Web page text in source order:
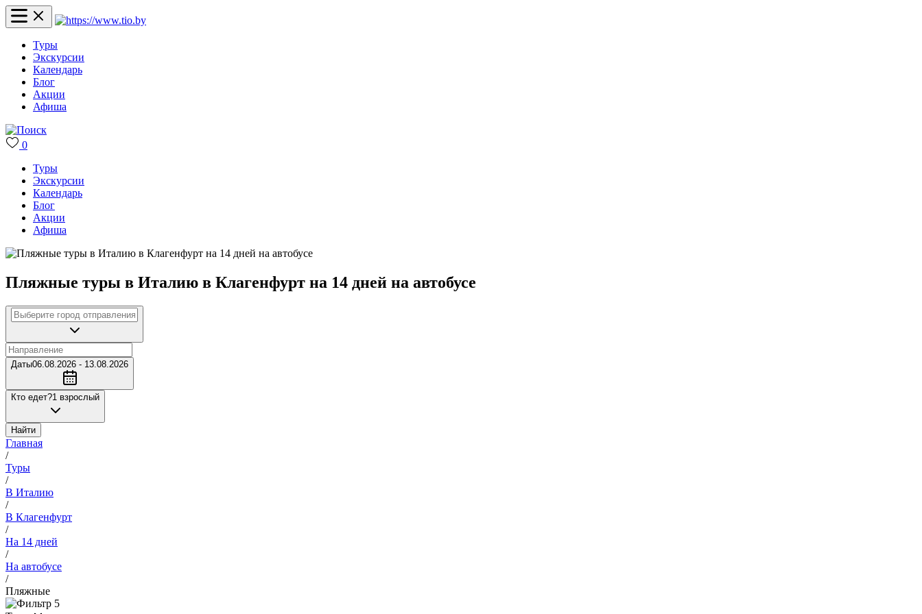
Туры
Экскурсии
Календарь
Блог
Акции
Афиша
0
Туры
Экскурсии
Календарь
Блог
Акции
Афиша
Пляжные туры в Италию в Клагенфурт на 14 дней на автобусе
Даты06.08.2026 - 13.08.2026
Кто едет?1 взрослый
Найти
Главная
/
Туры
/
В Италию
/
В Клагенфурт
/
На 14 дней
/
На автобусе
/
Пляжные
5